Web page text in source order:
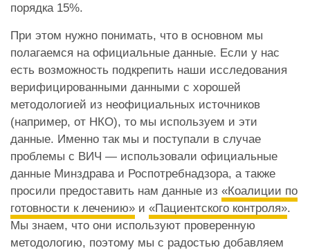
порядка 15%.
При этом нужно понимать, что в основном мы
полагаемся на официальные данные. Если у нас
есть возможность подкрепить наши исследования
верифицированными данными с хорошей
методологией из неофициальных источников
(например, от НКО), то мы используем и эти
данные. Именно так мы и поступали в случае
проблемы с ВИЧ — использовали официальные
данные Минздрава и Роспотребнадзора, а также
просили предоставить нам данные из «Коалиции по
готовности к лечению» и «Пациентского контроля».
Мы знаем, что они используют проверенную
методологию, поэтому мы с радостью добавляем